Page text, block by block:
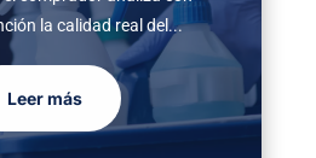
la calidad real del...
Leer más